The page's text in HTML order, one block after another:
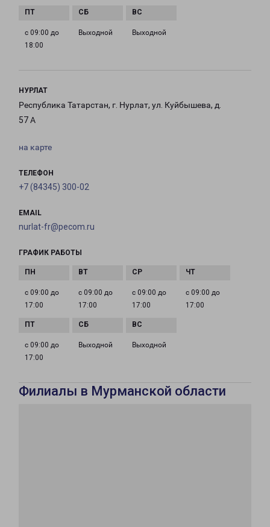
с 09:00 до
18:00
Выходной Выходной
НУРЛАТ
Республика Татарстан, г. Нурлат, ул. Куйбышева, д.
57 А
на карте
ТЕЛЕФОН
+7 (84345) 300-02
EMAIL
nurlat-fr@pecom.ru
ГРАФИК РАБОТЫ
с 09:00 до
17:00
с 09:00 до
17:00
с 09:00 до
17:00
с 09:00 до
17:00
с 09:00 до
17:00
Выходной Выходной
Филиалы в Мурманской области